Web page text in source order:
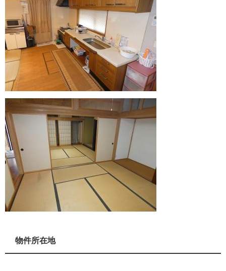
物件所在地